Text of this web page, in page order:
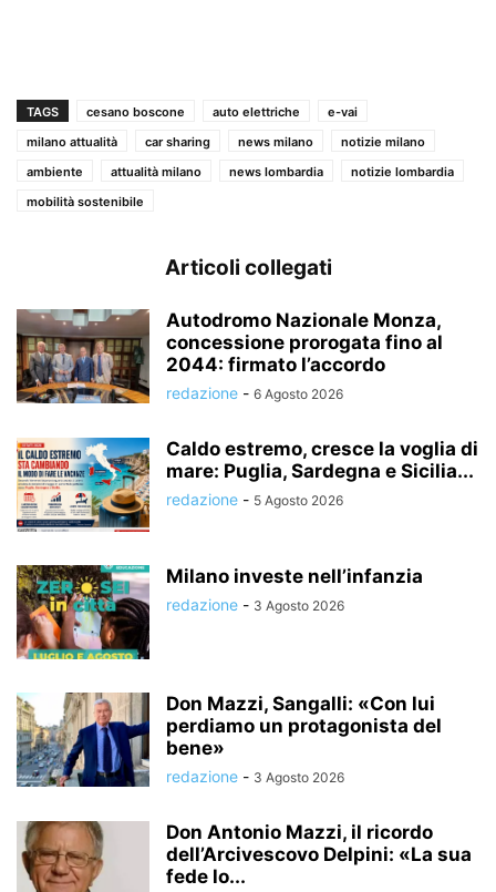
TAGS cesano boscone auto elettriche
e-vai
milano attualità
car sharing news milano
notizie milano
ambiente
attualità milano news lombardia
notizie lombardia
mobilità sostenibile
Articoli collegati
Autodromo Nazionale Monza,
concessione prorogata fino al
2044: firmato l’accordo
redazione - 6 Agosto 2026
Caldo estremo, cresce la voglia di
mare: Puglia, Sardegna e Sicilia...
redazione - 5 Agosto 2026
Milano investe nell’infanzia
redazione - 3 Agosto 2026
Don Mazzi, Sangalli: «Con lui
perdiamo un protagonista del
bene»
redazione - 3 Agosto 2026
Don Antonio Mazzi, il ricordo
dell’Arcivescovo Delpini: «La sua
fede lo...